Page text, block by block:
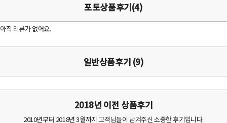
포토상품후기(4)
아직 리뷰가 없어요.
일반상품후기 (9)
2018년 이전 상품후기
2010년부터 2018년 3월까지 고객님들이 남겨주신 소중한 후기입니다.